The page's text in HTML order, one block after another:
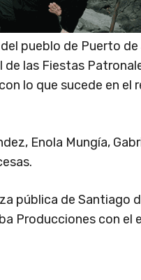
pueblo de Puerto
las Fiestas
lo que sucede en el
Enola Mungía,
pública de Santiago
Producciones con el